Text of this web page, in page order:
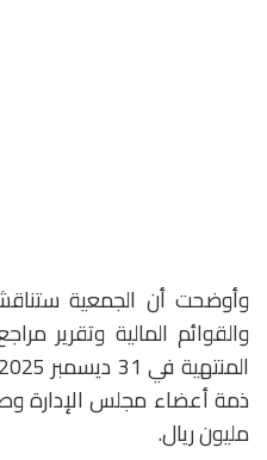
وأوضحت أن الجمعية
والقوائم المالية وتقرير
مليون ريال.